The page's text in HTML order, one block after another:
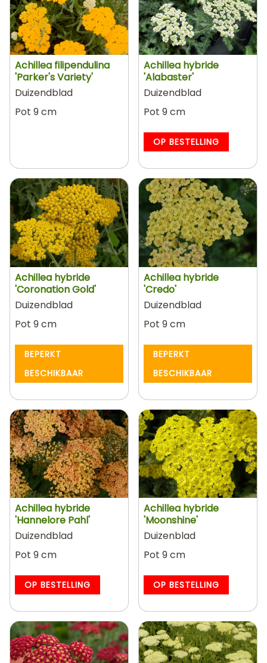
Achillea filipendulina
'Parker's Variety'
Duizendblad
Pot 9 cm
Achillea hybride
'Alabaster'
Duizendblad
Pot 9 cm
OP BESTELLING
Achillea hybride
'Coronation Gold'
Duizendblad
Pot 9 cm
BEPERKT
BESCHIKBAAR
Achillea hybride
'Credo'
Duizendblad
Pot 9 cm
BEPERKT
BESCHIKBAAR
Achillea hybride
'Hannelore Pahl'
Duizendblad
Pot 9 cm
OP BESTELLING
Achillea hybride
'Moonshine'
Duizenblad
Pot 9 cm
OP BESTELLING